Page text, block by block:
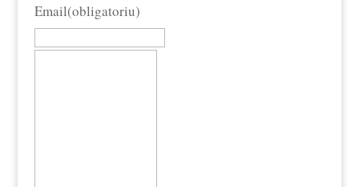
Email(obligatoriu)